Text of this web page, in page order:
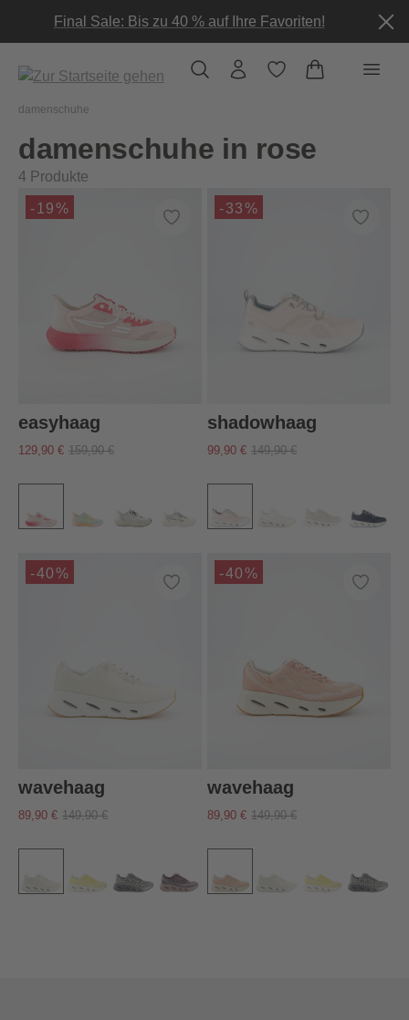
springenFinal Sale: Bis zu 40 % auf Ihre Favoriten!
damenschuhe
damenschuhe in rose
4 Produkte
-19%
easyhaag
129,90 € 159,90 €
-33%
shadowhaag
99,90 € 149,90 €
-40%
wavehaag
89,90 € 149,90 €
-40%
wavehaag
89,90 € 149,90 €